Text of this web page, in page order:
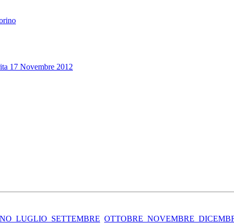
17 Novembre 2012
LUGLIO SETTEMBRE OTTOBRE NOVEMBRE